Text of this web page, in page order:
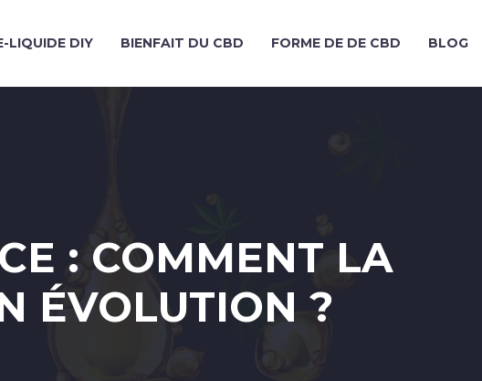
LIQUIDE DIY BIENFAIT DU CBD FORME DE DE CBD BLOG
: COMMENT LA
ÉVOLUTION ?